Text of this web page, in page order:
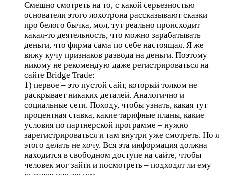
Смешно смотреть на то, с какой серьезностью
основатели этого лохотрона рассказывают сказки
про белого бычка, мол, тут реально происходит
какая-то деятельность, что можно зарабатывать
деньги, что фирма сама по себе настоящая. Я же
вижу кучу признаков развода на деньги. Поэтому
никому не рекомендую даже регистрироваться на
сайте Bridge Trade:
1) первое – это пустой сайт, который толком не
раскрывает никаких деталей. Аналогично и
социальные сети. Походу, чтобы узнать, какая тут
процентная ставка, какие тарифные планы, какие
условия по партнерской программе – нужно
зарегистрироваться и там внутри уже смотреть. Но я
этого делать не хочу. Вся эта информация должна
находится в свободном доступе на сайте, чтобы
человек мог зайти и посмотреть – подходят ли ему